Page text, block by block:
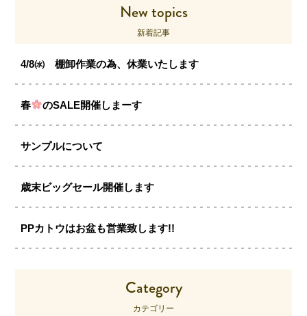
New topics
新着記事
4/8㈬ 棚卸作業の為、休業いたします
春 のSALE開催しまーす
サンプルについて
歳末ビッグセール開催します
PPカトウはお盆も営業致します!!
Category
カテゴリー